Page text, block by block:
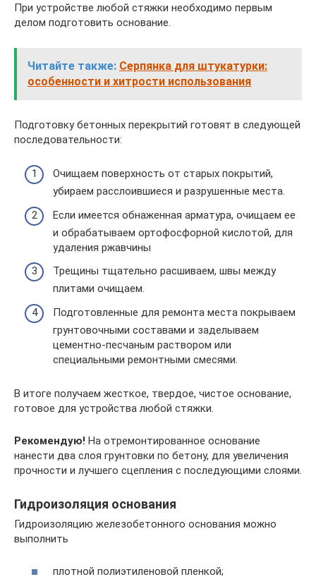
При устройстве любой стяжки необходимо первым
делом подготовить основание.
Читайте также: Серпянка для штукатурки:
особенности и хитрости использования
Подготовку бетонных перекрытий готовят в следующей
последовательности:
Очищаем поверхность от старых покрытий,
убираем расслоившиеся и разрушенные места.
Если имеется обнаженная арматура, очищаем ее
и обрабатываем ортофосфорной кислотой, для
удаления ржавчины
Трещины тщательно расшиваем, швы между
плитами очищаем.
Подготовленные для ремонта места покрываем
грунтовочными составами и заделываем
цементно-песчаным раствором или
специальными ремонтными смесями.
В итоге получаем жесткое, твердое, чистое основание,
готовое для устройства любой стяжки.
Рекомендую! На отремонтированное основание
нанести два слоя грунтовки по бетону, для увеличения
прочности и лучшего сцепления с последующими слоями.
Гидроизоляция основания
Гидроизоляцию железобетонного основания можно
выполнить
плотной полиэтиленовой пленкой;